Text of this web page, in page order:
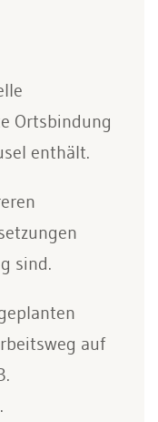
Ortsbindung
enthält.
sind.
auf